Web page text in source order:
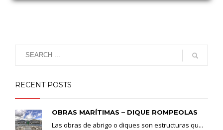
RECENT POSTS
OBRAS MARÍTIMAS – DIQUE ROMPEOLAS
Las obras de abrigo o diques son estructuras qu...